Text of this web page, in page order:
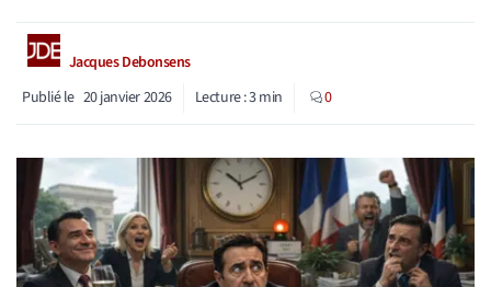
Jacques Debonsens
Publié le 20 janvier 2026 Lecture :3min 0